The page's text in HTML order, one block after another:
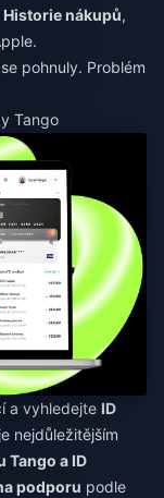
Historie nákupů,
pohnuly. Problém
Tango
a vyhledejte ID
nejdůležitějším
Tango a ID
podporu podle